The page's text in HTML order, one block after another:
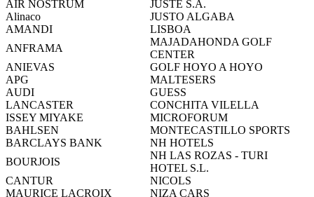
AIR NOSTRUM
JUSTE S.A.
Alinaco
JUSTO ALGABA
AMANDI
LISBOA
ANFRAMA
MAJADAHONDA GOLF
CENTER
ANIEVAS
GOLF HOYO A HOYO
APG
MALTESERS
AUDI
GUESS
LANCASTER
CONCHITA VILELLA
ISSEY MIYAKE
MICROFORUM
BAHLSEN
MONTECASTILLO SPORTS
BARCLAYS BANK
NH HOTELS
BOURJOIS
NH LAS ROZAS - TURI
HOTEL S.L.
CANTUR
NICOLS
MAURICE LACROIX
NIZA CARS